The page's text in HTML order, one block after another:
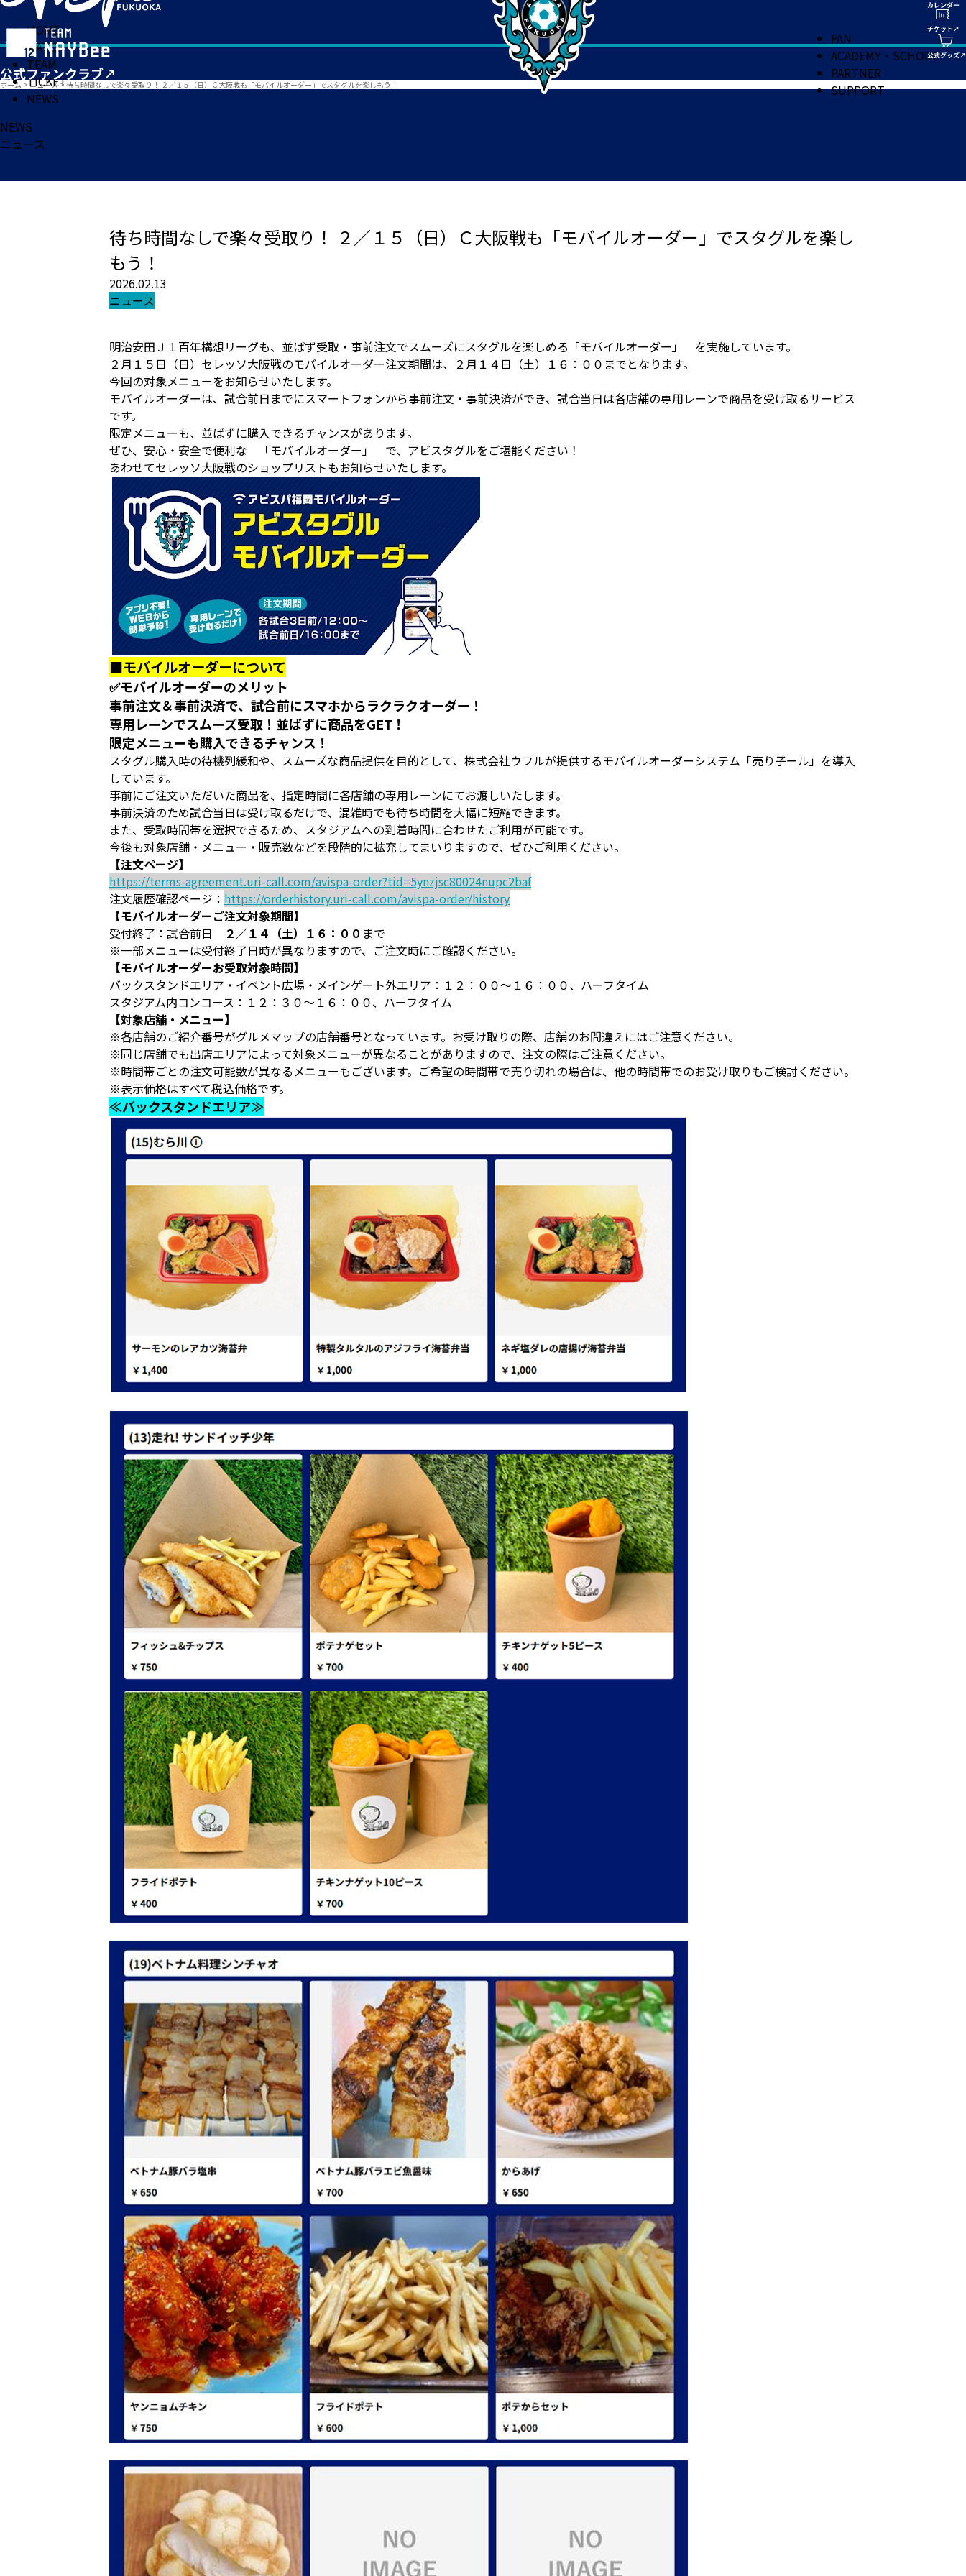
HOME
MATCH
TEAM
TICKET
NEWS
FAN
ACADEMY・SCHOOL
PARTNER
SUPPORT
ホーム > ニュース> 待ち時間なしで楽々受取り！ ２／１５（日）Ｃ大阪戦も「モバイルオーダー」でスタグルを楽しもう！
NEWS
ニュース
待ち時間なしで楽々受取り！ ２／１５（日）Ｃ大阪戦も「モバイルオーダー」でスタグルを楽し
もう！
2026.02.13
ニュース
明治安田Ｊ１百年構想リーグも、並ばず受取・事前注文でスムーズにスタグルを楽しめる「モバイルオーダー」 を実施しています。
２月１５日（日）セレッソ大阪戦のモバイルオーダー注文期間は、２月１４日（土）１６：００までとなります。
今回の対象メニューをお知らせいたします。
モバイルオーダーは、試合前日までにスマートフォンから事前注文・事前決済ができ、試合当日は各店舗の専用レーンで商品を受け取るサービス
です。
限定メニューも、並ばずに購入できるチャンスがあります。
ぜひ、安心・安全で便利な 「モバイルオーダー」 で、アビスタグルをご堪能ください！
あわせてセレッソ大阪戦のショップリストもお知らせいたします。
■モバイルオーダーについて
✅モバイルオーダーのメリット
事前注文＆事前決済で、試合前にスマホからラクラクオーダー！
専用レーンでスムーズ受取！並ばずに商品をGET！
限定メニューも購入できるチャンス！
スタグル購入時の待機列緩和や、スムーズな商品提供を目的として、株式会社ウフルが提供するモバイルオーダーシステム「売り子ール」を導入
しています。
事前にご注文いただいた商品を、指定時間に各店舗の専用レーンにてお渡しいたします。
事前決済のため試合当日は受け取るだけで、混雑時でも待ち時間を大幅に短縮できます。
また、受取時間帯を選択できるため、スタジアムへの到着時間に合わせたご利用が可能です。
今後も対象店舗・メニュー・販売数などを段階的に拡充してまいりますので、ぜひご利用ください。
【注文ページ】
https://terms-agreement.uri-call.com/avispa-order?tid=5ynzjsc80024nupc2baf
注文履歴確認ページ： https://orderhistory.uri-call.com/avispa-order/history
【モバイルオーダーご注文対象期間】
受付終了：試合前日
２／１４（土）１６：００ まで
※一部メニューは受付終了日時が異なりますので、ご注文時にご確認ください。
【モバイルオーダーお受取対象時間】
バックスタンドエリア・イベント広場・メインゲート外エリア：１２：００～１６：００、ハーフタイム
スタジアム内コンコース：１２：３０～１６：００、ハーフタイム
【対象店舗・メニュー】
※各店舗のご紹介番号がグルメマップの店舗番号となっています。お受け取りの際、店舗のお間違えにはご注意ください。
※同じ店舗でも出店エリアによって対象メニューが異なることがありますので、注文の際はご注意ください。
※時間帯ごとの注文可能数が異なるメニューもございます。ご希望の時間帯で売り切れの場合は、他の時間帯でのお受け取りもご検討ください。
※表示価格はすべて税込価格です。
≪バックスタンドエリア≫